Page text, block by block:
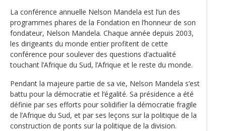
La conférence annuelle Nelson Mandela est l’un des
programmes phares de la Fondation en l’honneur de son
fondateur, Nelson Mandela. Chaque année depuis 2003,
les dirigeants du monde entier profitent de cette
conférence pour soulever des questions d’actualité
touchant l’Afrique du Sud, l’Afrique et le reste du monde.
Pendant la majeure partie de sa vie, Nelson Mandela s’est
battu pour la démocratie et l‘égalité. Sa présidence a été
définie par ses efforts pour solidifier la démocratie fragile
de l’Afrique du Sud, et par ses leçons sur la politique de la
construction de ponts sur la politique de la division.